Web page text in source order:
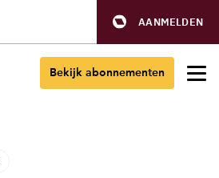
AANMELDEN
Bekijk abonnementen